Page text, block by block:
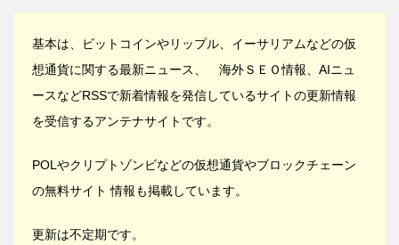
基本は、ビットコインやリップル、イーサリアムなどの仮
想通貨に関する最新ニュース、 海外ＳＥＯ情報、AIニュ
ースなどRSSで新着情報を発信しているサイトの更新情報
を受信するアンテナサイトです。
POLやクリプトゾンビなどの仮想通貨やブロックチェーン
の無料サイト 情報も掲載しています。
更新は不定期です。